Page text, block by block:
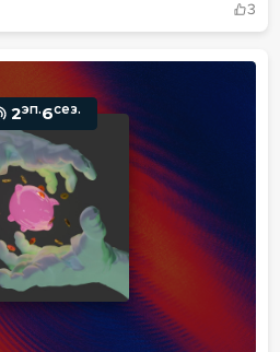
3
2эп.6сез.